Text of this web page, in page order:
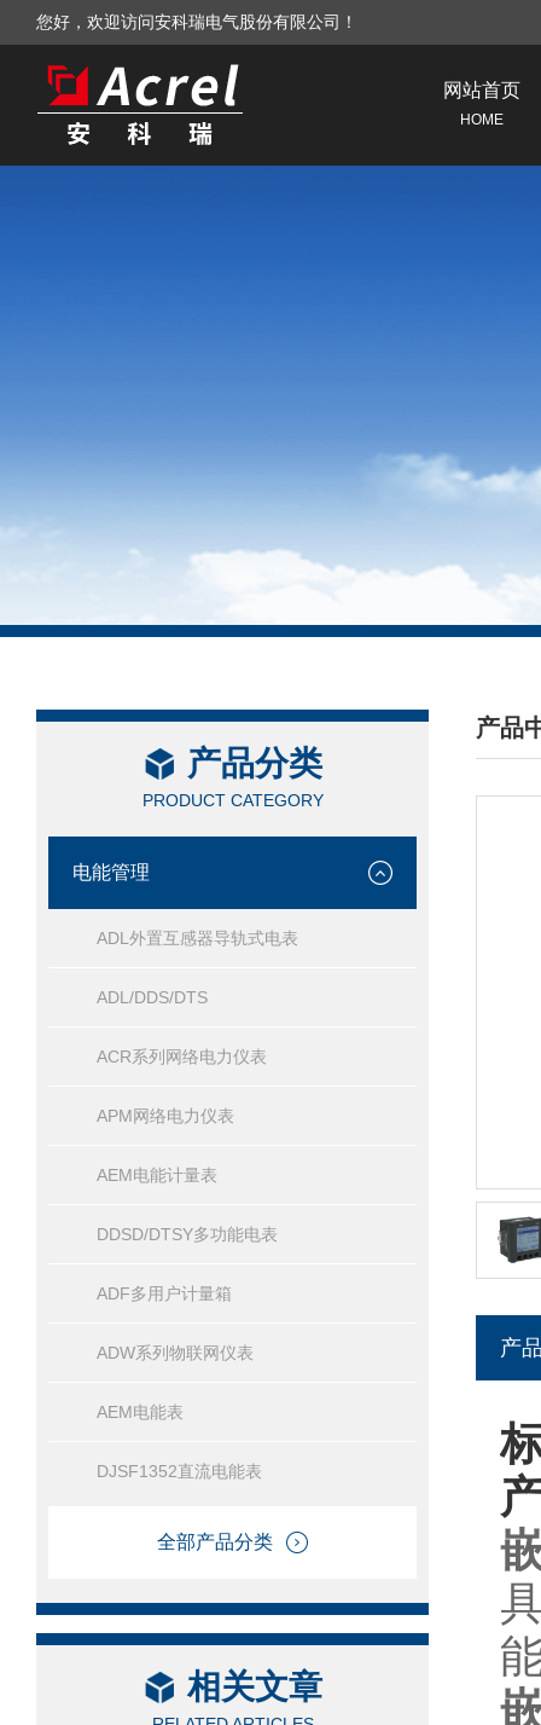
您好，欢迎访问安科瑞电气股份有限公司！
网站首页
HOME
产品分类
PRODUCT CATEGORY
电能管理
ADL外置互感器导轨式电表
ADL/DDS/DTS
ACR系列网络电力仪表
APM网络电力仪表
AEM电能计量表
DDSD/DTSY多功能电表
ADF多用户计量箱
ADW系列物联网仪表
AEM电能表
DJSF1352直流电能表
全部产品分类
相关文章
产品
/
产